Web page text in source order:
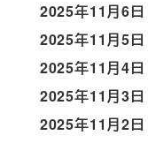
2025年11月6日
2025年11月5日
2025年11月4日
2025年11月3日
2025年11月2日